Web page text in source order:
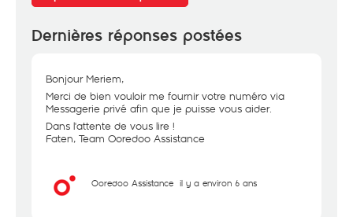
Dernières réponses postées
Bonjour Meriem,
Merci de bien vouloir me fournir votre numéro via
Messagerie privé afin que je puisse vous aider.
Dans l'attente de vous lire !
Faten, Team Ooredoo Assistance
Ooredoo Assistance il y a environ 6 ans